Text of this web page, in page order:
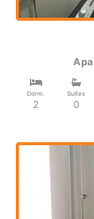
Dorm.
2
Suítes
0